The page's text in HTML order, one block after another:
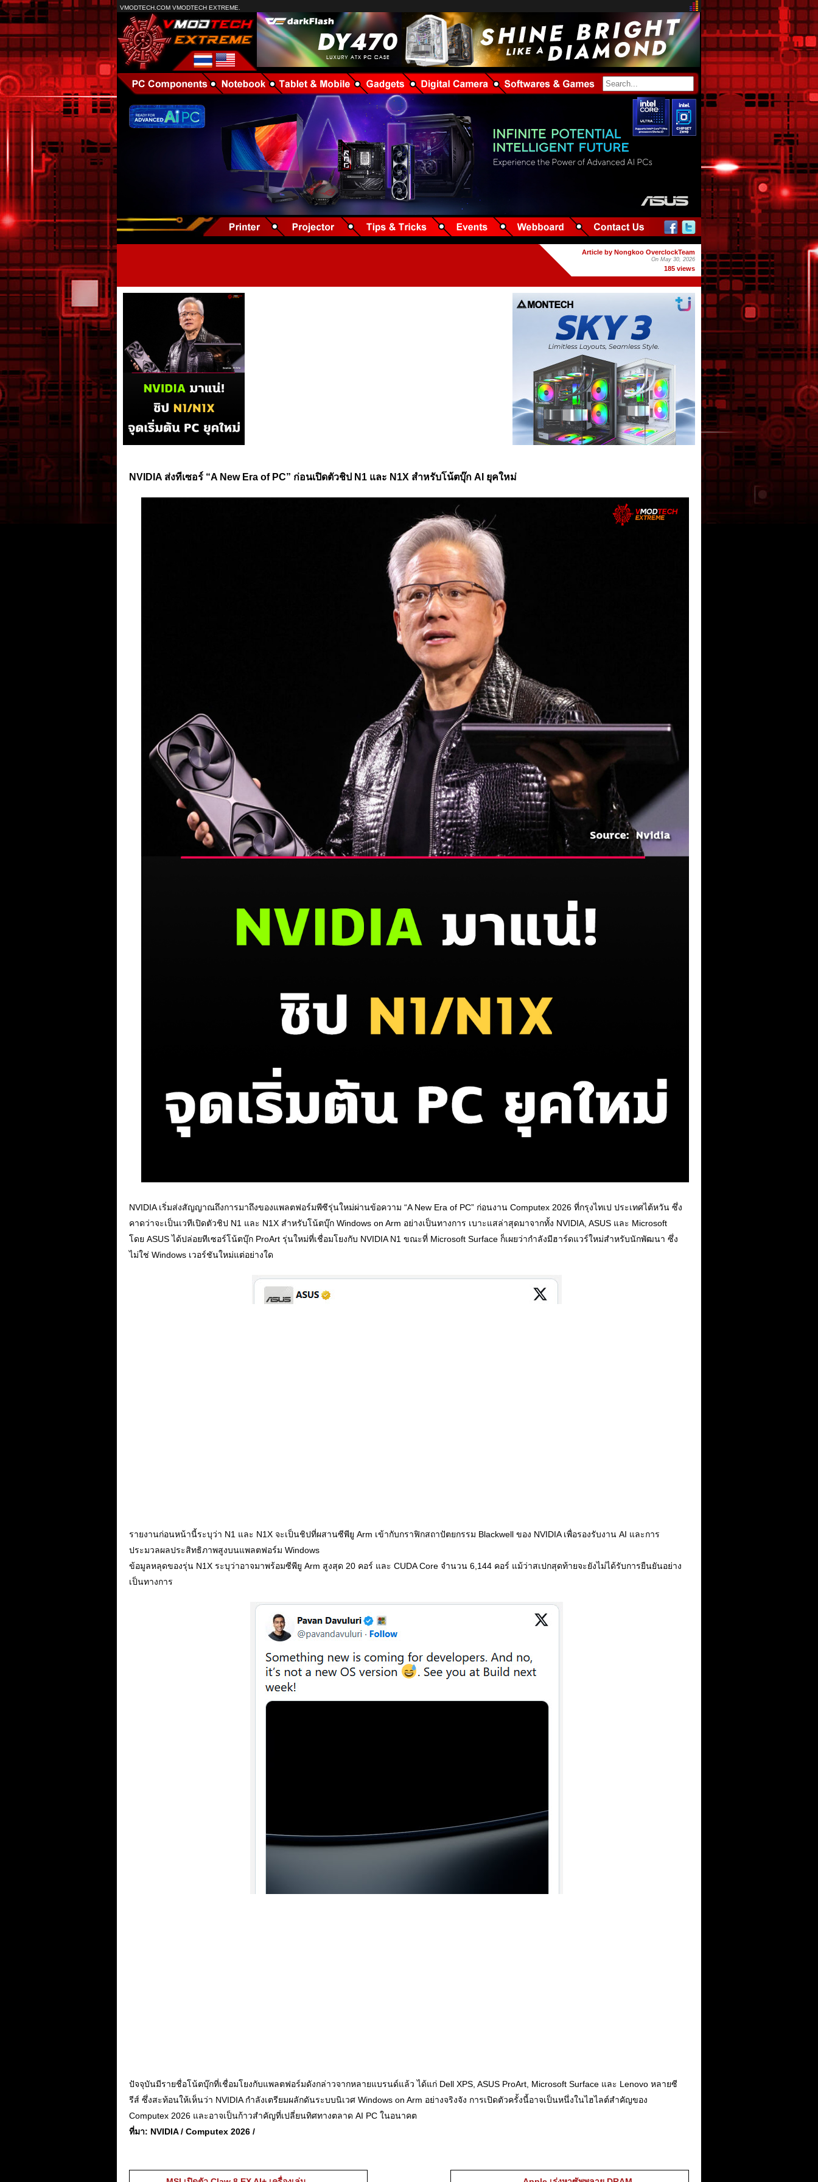
VMODTECH.COM VMODTECH EXTREME.
Article by Nongkoo OverclockTeam
On May 30, 2026
185 views
NVIDIA ส่งทีเซอร์ “A New Era of PC” ก่อนเปิดตัวชิป N1 และ N1X สำหรับโน้ตบุ๊ก AI ยุคใหม่
NVIDIA เริ่มส่งสัญญาณถึงการมาถึงของแพลตฟอร์มพีซีรุ่นใหม่ผ่านข้อความ “A New Era of PC” ก่อนงาน Computex 2026 ที่กรุงไทเป ประเทศไต้หวัน ซึ่ง
คาดว่าจะเป็นเวทีเปิดตัวชิป N1 และ N1X สำหรับโน้ตบุ๊ก Windows on Arm อย่างเป็นทางการ เบาะแสล่าสุดมาจากทั้ง NVIDIA, ASUS และ Microsoft
โดย ASUS ได้ปล่อยทีเซอร์โน้ตบุ๊ก ProArt รุ่นใหม่ที่เชื่อมโยงกับ NVIDIA N1 ขณะที่ Microsoft Surface ก็เผยว่ากำลังมีฮาร์ดแวร์ใหม่สำหรับนักพัฒนา ซึ่ง
ไม่ใช่ Windows เวอร์ชันใหม่แต่อย่างใด
รายงานก่อนหน้านี้ระบุว่า N1 และ N1X จะเป็นชิปที่ผสานซีพียู Arm เข้ากับกราฟิกสถาปัตยกรรม Blackwell ของ NVIDIA เพื่อรองรับงาน AI และการ
ประมวลผลประสิทธิภาพสูงบนแพลตฟอร์ม Windows
ข้อมูลหลุดของรุ่น N1X ระบุว่าอาจมาพร้อมซีพียู Arm สูงสุด 20 คอร์ และ CUDA Core จำนวน 6,144 คอร์ แม้ว่าสเปกสุดท้ายจะยังไม่ได้รับการยืนยันอย่าง
เป็นทางการ
ปัจจุบันมีรายชื่อโน้ตบุ๊กที่เชื่อมโยงกับแพลตฟอร์มดังกล่าวจากหลายแบรนด์แล้ว ได้แก่ Dell XPS, ASUS ProArt, Microsoft Surface และ Lenovo หลายซี
รีส์ ซึ่งสะท้อนให้เห็นว่า NVIDIA กำลังเตรียมผลักดันระบบนิเวศ Windows on Arm อย่างจริงจัง การเปิดตัวครั้งนี้อาจเป็นหนึ่งในไฮไลต์สำคัญของ
Computex 2026 และอาจเป็นก้าวสำคัญที่เปลี่ยนทิศทางตลาด AI PC ในอนาคต
ที่มา: NVIDIA / Computex 2026 /